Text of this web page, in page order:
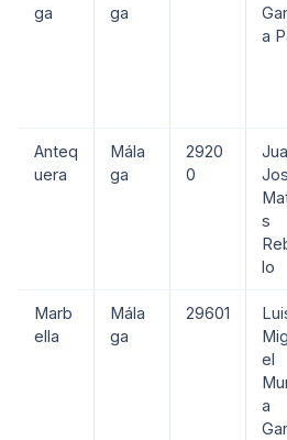
ga
ga
a
Anteq
uera
Mála
ga
2920
0
s
lo
Marb
ella
Mála
ga
29601
el
a